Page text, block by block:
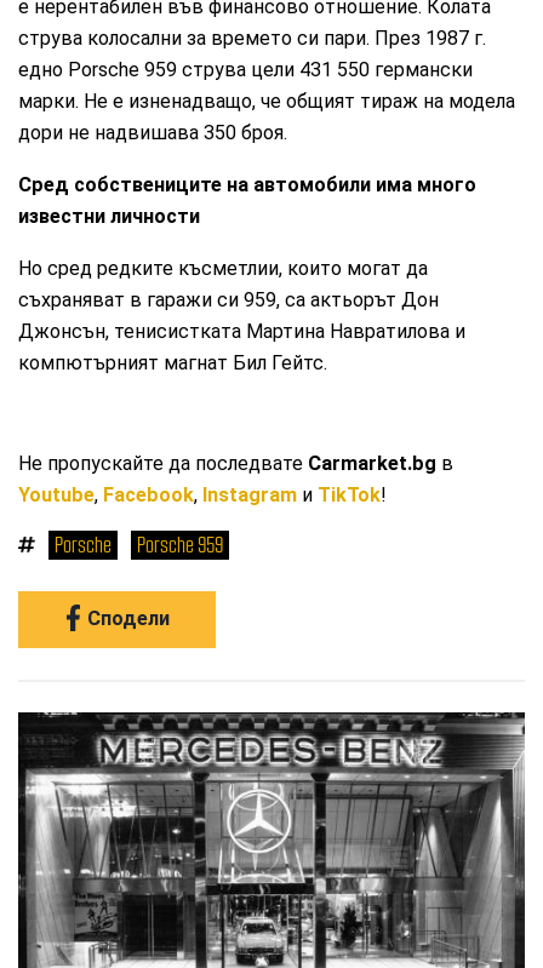
е нерентабилен във финансово отношение. Колата
струва колосални за времето си пари. През 1987 г.
едно Porsche 959 струва цели 431 550 германски
марки. Не е изненадващо, че общият тираж на модела
дори не надвишава 350 броя.
Сред собствениците на автомобили има много
известни личности
Но сред редките късметлии, които могат да
съхраняват в гаражи си 959, са актьорът Дон
Джонсън, тенисистката Мартина Навратилова и
компютърният магнат Бил Гейтс.
Не пропускайте да последвате Carmarket.bg в
Youtube, Facebook, Instagram и TikTok!
Porsche Porsche 959
Сподели